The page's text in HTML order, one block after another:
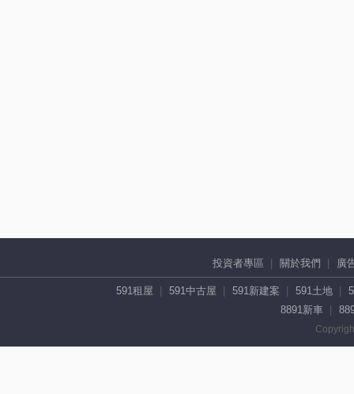
投資者專區 關於我們 廣
591租屋 591中古屋 591新建案 591土地
8891新車